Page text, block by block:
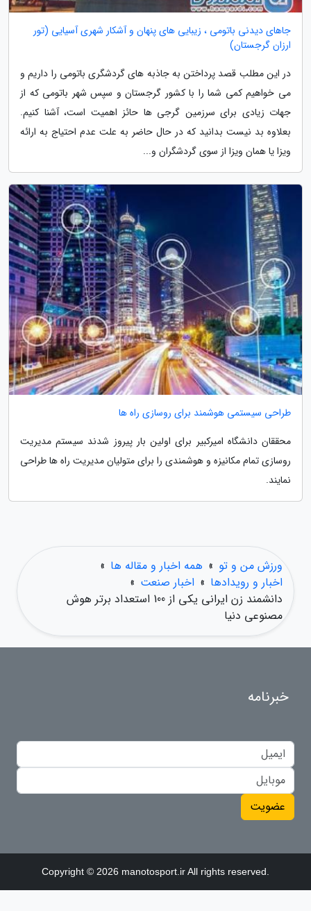
جاهای دیدنی باتومی ، زیبایی های پنهان و آشکار شهری آسیایی (تور
ارزان گرجستان)
در این مطلب قصد پرداختن به جاذبه های گردشگری باتومی را داریم و
می خواهیم کمی شما را با کشور گرجستان و سپس شهر باتومی که از
جهات زیادی برای سرزمین گرجی ها حائز اهمیت است، آشنا کنیم.
بعلاوه بد نیست بدانید که در حال حاضر به علت عدم احتیاج به ارائه
ویزا یا همان ویزا از سوی گردشگران و...
طراحی سیستمی هوشمند برای روسازی راه ها
محققان دانشگاه امیرکبیر برای اولین بار پیروز شدند سیستم مدیریت
روسازی تمام مکانیزه و هوشمندی را برای متولیان مدیریت راه ها طراحی
نمایند.
ورزش من و تو » همه اخبار و مقاله ها »
اخبار و رویدادها » اخبار صنعت »
دانشمند زن ایرانی یکی از 100 استعداد برتر هوش
مصنوعی دنیا
خبرنامه
عضویت
Copyright © 2026 manotosport.ir All rights reserved.